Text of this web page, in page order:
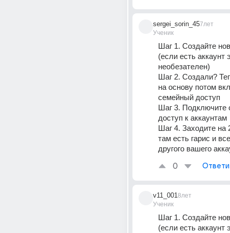
sergei_sorin_45
Ученик
7лет
Шаг 1. Создайте
(если есть аккаунт
необезателен)
Шаг 2. Создали?
на основу потом
семейный доступ
Шаг 3. Подключите
доступ к аккаунтам
Шаг 4. Заходите на
там есть гарис и
другого вашего
0
v11_001
Ученик
8лет
Шаг 1. Создайте
(если есть аккаунт